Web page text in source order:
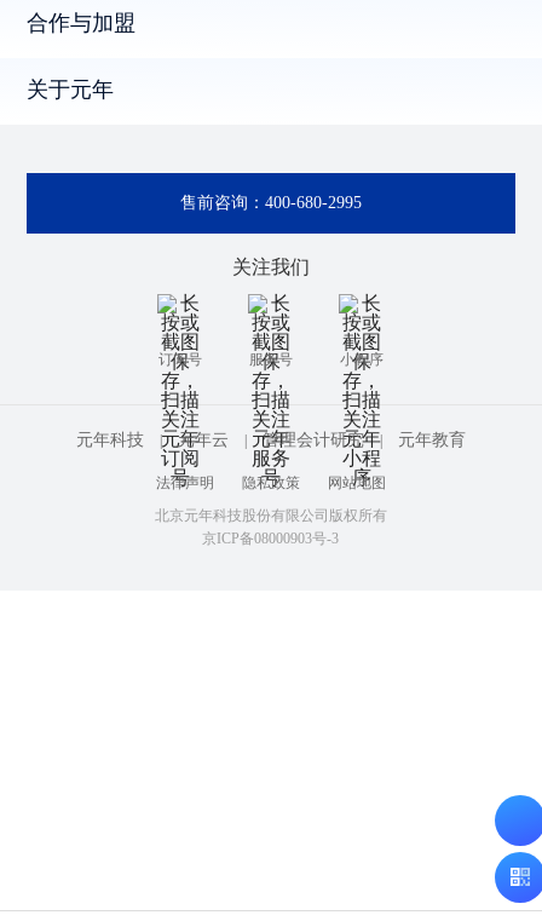
合作与加盟
关于元年
售前咨询： 400-680-2995
关注我们
订阅号 服务号 小程序
元年科技 | 元年云 管理会计研究 | 元年教育
法律声明 隐私政策
网站地图
北京元年科技股份有限公司版权所有
京ICP备08000903号-3